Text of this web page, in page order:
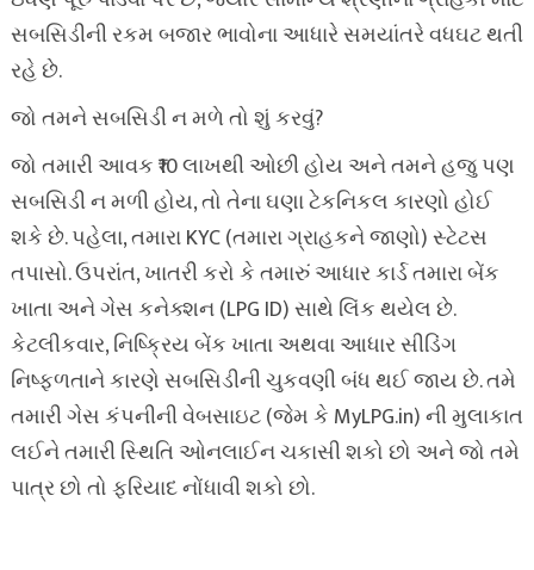
સબસિડીની રકમ બજાર ભાવોના આધારે સમયાંતરે વધઘટ થતી
રહે છે.
જો તમને સબસિડી ન મળે તો શું કરવું?
જો તમારી આવક ₹10 લાખથી ઓછી હોય અને તમને હજુ પણ
સબસિડી ન મળી હોય, તો તેના ઘણા ટેકનિકલ કારણો હોઈ
શકે છે. પહેલા, તમારા KYC (તમારા ગ્રાહકને જાણો) સ્ટેટસ
તપાસો. ઉપરાંત, ખાતરી કરો કે તમારું આધાર કાર્ડ તમારા બેંક
ખાતા અને ગેસ કનેક્શન (LPG ID) સાથે લિંક થયેલ છે.
કેટલીકવાર, નિષ્ક્રિય બેંક ખાતા અથવા આધાર સીડિંગ
નિષ્ફળતાને કારણે સબસિડીની ચુકવણી બંધ થઈ જાય છે. તમે
તમારી ગેસ કંપનીની વેબસાઇટ (જેમ કે MyLPG.in) ની મુલાકાત
લઈને તમારી સ્થિતિ ઓનલાઈન ચકાસી શકો છો અને જો તમે
પાત્ર છો તો ફરિયાદ નોંધાવી શકો છો.